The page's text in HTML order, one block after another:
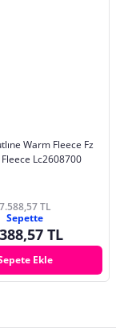
Warm Fleece Fz
Lc2608700
7.588,57 TL
Sepette
TL
Ekle